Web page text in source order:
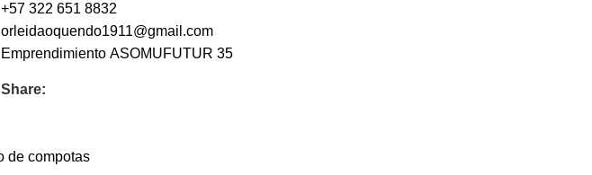
+57 322 651 8832
orleidaoquendo1911@gmail.com
Emprendimiento ASOMUFUTUR 35
Share: